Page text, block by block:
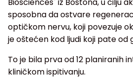
sposobna da ostvare
optičkom nervu, koji povezuje
je oštećen kod ljudi koji pate od
To je bila prva od 12 planiranih
kliničkom ispitivanju.